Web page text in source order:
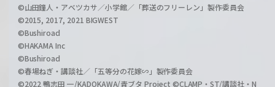
©山田鐘人・アベツカサ／小学館／「葬送のフリーレン」製作委員会
©2015, 2017, 2021 BIGWEST
©Bushiroad
©HAKAMA Inc
©Bushiroad
©春場ねぎ・講談社／「五等分の花嫁∽」製作委員会
©2022 鴨志田 一/KADOKAWA/青ブタ Project ©CLAMP・ST/講談社・N